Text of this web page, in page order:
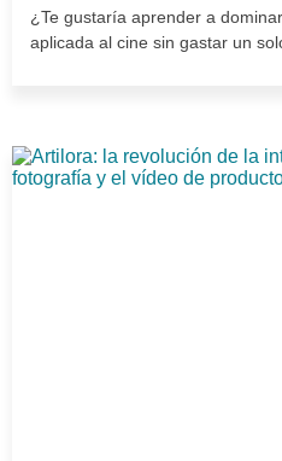
¿Te gustaría aprender a
aplicada al cine sin gastar un